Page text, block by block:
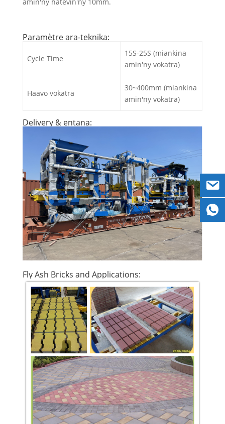
Paramètre ara-teknika:
Cycle Time
15S-25S (miankina
amin'ny vokatra)
Haavo vokatra
30~400mm (miankina
amin'ny vokatra)
Delivery & entana:
Fly Ash Bricks and Applications: